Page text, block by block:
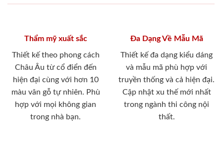
Thẩm mỹ xuất sắc
Thiết kế theo phong cách
Châu Âu từ cổ điển đến
hiện đại cùng với hơn 10
màu vân gỗ tự nhiên. Phù
hợp với mọi không gian
trong nhà bạn.
Đa Dạng Về Mẫu Mã
Thiết kế đa dạng kiểu dáng
và mẫu mã phù hợp với
truyền thống và cả hiện đại.
Cập nhật xu thế mới nhất
trong ngành thi công nội
thất.